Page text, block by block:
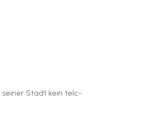
Stadt kein telc-